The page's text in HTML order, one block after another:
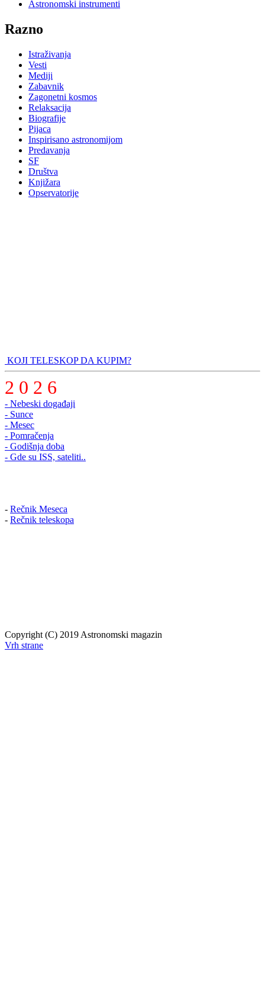
Astronomski instrumenti
Razno
Istraživanja
Vesti
Mediji
Zabavnik
Zagonetni kosmos
Relaksacija
Biografije
Pijaca
Inspirisano astronomijom
Predavanja
SF
Društva
Knjižara
Opservatorije
KOJI TELESKOP DA KUPIM?
2 0 2 6
- Nebeski događaji
- Sunce
- Mesec
- Pomračenja
- Godišnja doba
- Gde su ISS, sateliti..
- Rečnik Meseca
- Rečnik teleskopa
Copyright (C) 2019 Astronomski magazin
Vrh strane